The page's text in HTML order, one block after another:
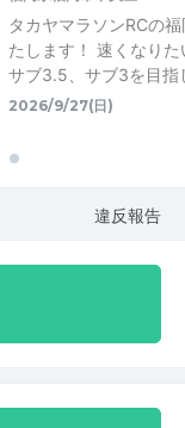
タカヤマラソンRCの
たします！ 速くなり
サブ3.5、サブ3を目
2026/9/27(日)
違反報告